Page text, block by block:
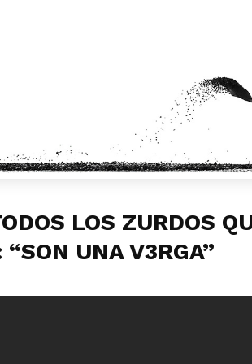
LOS ZURDOS
UNA V3RGA”